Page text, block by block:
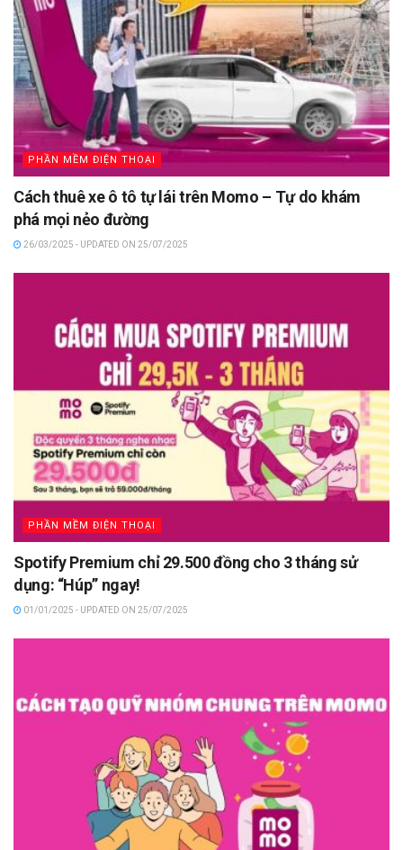
PHẦN MỀM ĐIỆN THOẠI
Cách thuê xe ô tô tự lái trên Momo – Tự do khám
phá mọi nẻo đường
26/03/2025 - UPDATED ON 25/07/2025
PHẦN MỀM ĐIỆN THOẠI
Spotify Premium chỉ 29.500 đồng cho 3 tháng sử
dụng: “Húp” ngay!
01/01/2025 - UPDATED ON 25/07/2025